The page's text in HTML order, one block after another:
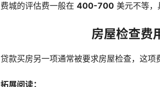
费城的评估费一般在 400-700 美元不等，
房屋检查费
贷款买房另一项通常被要求房屋检查，这
拓展阅读：